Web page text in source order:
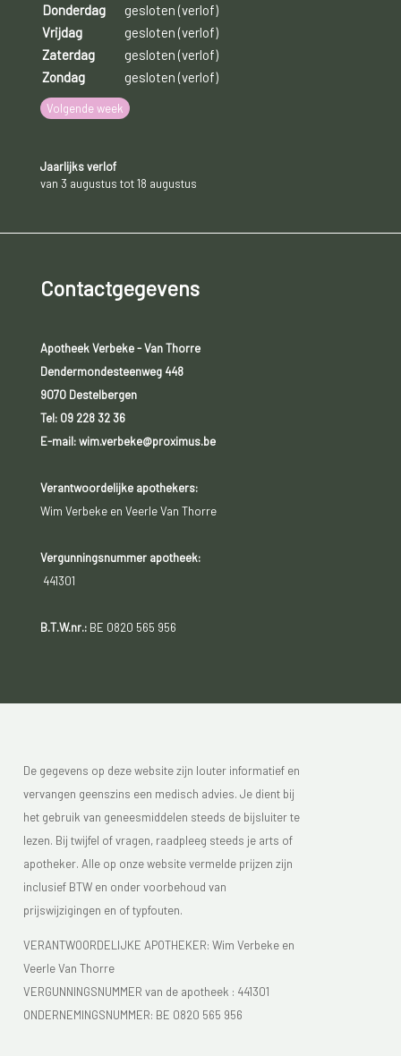
Donderdag
gesloten (verlof)
Vrijdag
gesloten (verlof)
Zaterdag
gesloten (verlof)
Zondag
gesloten (verlof)
Volgende week
Jaarlijks verlof
van 3 augustus tot 18 augustus
Contactgegevens
Apotheek Verbeke - Van Thorre
Dendermondesteenweg 448
9070 Destelbergen
Tel: 09 228 32 36
E-mail: wim.verbeke@proximus.be
Verantwoordelijke apothekers:
Wim Verbeke en Veerle Van Thorre
Vergunningsnummer apotheek:
441301
B.T.W.nr.:BE 0820 565 956
De gegevens op deze website zijn louter informatief en
vervangen geenszins een medisch advies. Je dient bij
het gebruik van geneesmiddelen steeds de bijsluiter te
lezen. Bij twijfel of vragen, raadpleeg steeds je arts of
apotheker. Alle op onze website vermelde prijzen zijn
inclusief BTW en onder voorbehoud van
prijswijzigingen en of typfouten.
VERANTWOORDELIJKE APOTHEKER: Wim Verbeke en
Veerle Van Thorre
VERGUNNINGSNUMMER van de apotheek : 441301
ONDERNEMINGSNUMMER: BE 0820 565 956